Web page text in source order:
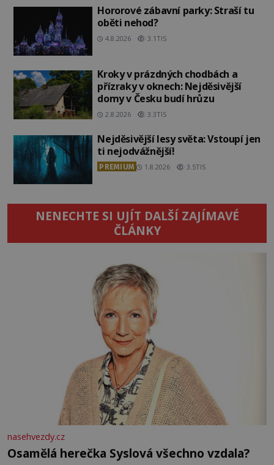
Hororové zábavní parky: Straší tu
oběti nehod?
4.8.2026 3.1TIS
Kroky v prázdných chodbách a
přízraky v oknech: Nejděsivější
domy v Česku budí hrůzu
2.8.2026 3.3TIS
Nejděsivější lesy světa: Vstoupí jen
ti nejodvážnější!
PREMIUM 1.8.2026 3.5TIS
NENECHTE SI UJÍT DALŠÍ ZAJÍMAVÉ
ČLÁNKY
nasehvezdy.cz
Osamělá herečka Syslová všechno vzdala?